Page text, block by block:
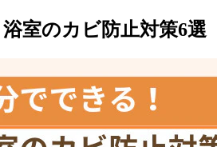
室のカビ防止対策6選